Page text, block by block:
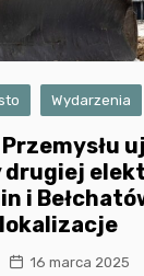
Wydarzenia
drugiej
i
16 marca 2025